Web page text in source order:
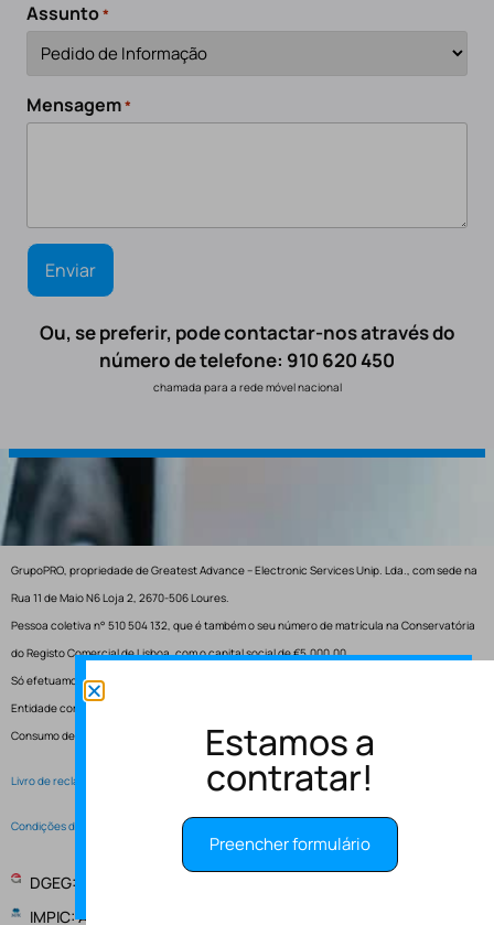
Assunto*
Mensagem*
Ou, se preferir, pode contactar-nos através do
número de telefone: 910 620 450
chamada para a rede móvel nacional
GrupoPRO, propriedade de Greatest Advance – Electronic Services Unip. Lda., com sede na
Rua 11 de Maio N6 Loja 2, 2670-506 Loures.
Pessoa coletiva n° 510 504 132, que é também o seu número de matrícula na Conservatória
do Registo Comercial de Lisboa, com o capital social de €5.000,00.
Só efetuamos entregas em Portugal.
Entidade competente para resolução de conflitos – Centro de Arbitragem de Conflitos de
Consumo de Lisboa.
Livro de reclamações electrónico
Condições de Serviço
DGEG: Entidade Instaladora EI-2997
IMPIC: Alvará de obras publicas 148147 - PUB
Estamos a
contratar!
Preencher formulário